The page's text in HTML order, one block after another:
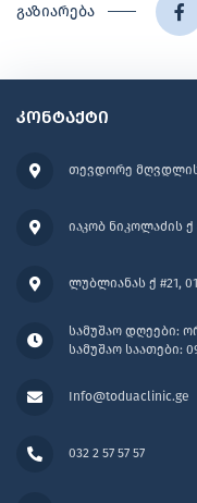
გაზიარება
კონტაქტი
თევდორე მღვდლის
სამუშაო დღეები:
სამუშაო საათები:
იაკობ ნიკოლაძის ქ
Info@toduaclinic.ge
ლუბლიანას ქ #21,
032 2 57 57 57